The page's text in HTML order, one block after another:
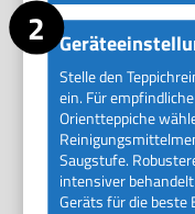
Stelle den
ein. Für
Orientteppiche
Saugstufe.
intensiver
Geräts für die beste